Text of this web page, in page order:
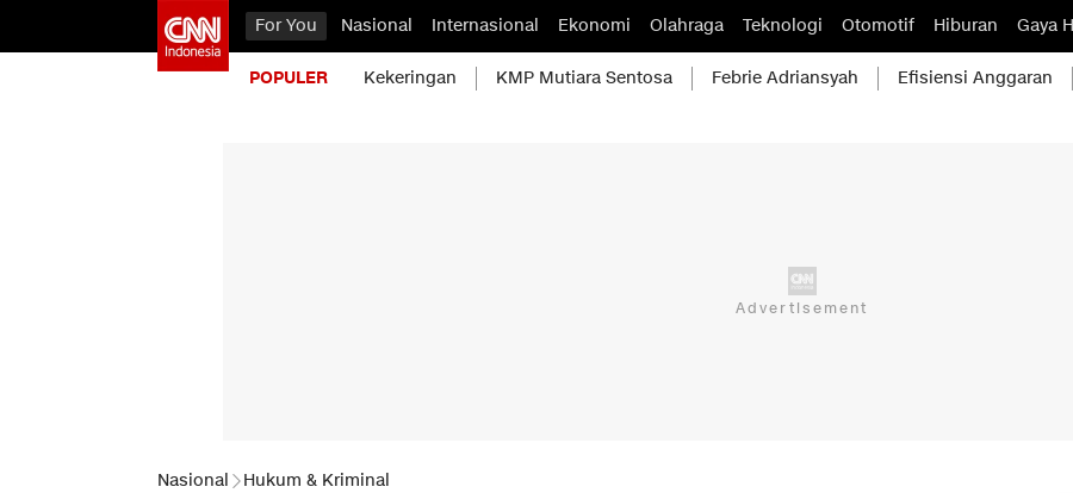
For You Nasional Internasional Ekonomi Olahraga Teknologi Otomotif Hiburan Gaya
POPULER Kekeringan KMP Mutiara Sentosa Febrie Adriansyah Efisiensi Anggaran
Nasional Hukum & Kriminal